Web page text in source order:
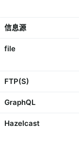
信息源
file
FTP(S)
GraphQL
Hazelcast